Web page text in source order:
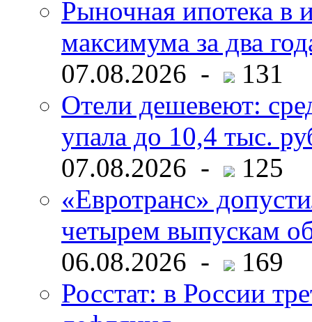
Рыночная ипотека в
максимума за два
07.08.2026 -
131
Отели дешевеют:
упала до 10,4 тыс.
07.08.2026 -
125
«Евротранс»
четырем выпускам
06.08.2026 -
169
Росстат: в России